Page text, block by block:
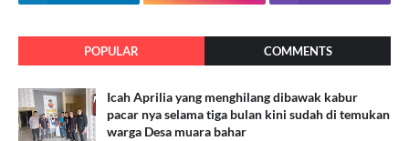
POPULAR COMMENTS
Icah Aprilia yang menghilang dibawak kabur
pacar nya selama tiga bulan kini sudah di temukan
warga Desa muara bahar